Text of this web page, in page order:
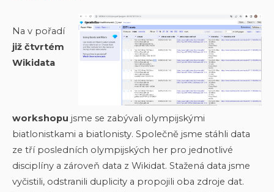
Na v pořadí
již čtvrtém
Wikidata
workshopu jsme se zabývali olympijskými
biatlonistkami a biatlonisty. Společně jsme stáhli data
ze tří posledních olympijských her pro jednotlivé
disciplíny a zároveň data z Wikidat. Stažená data jsme
vyčistili, odstranili duplicity a propojili oba zdroje dat.